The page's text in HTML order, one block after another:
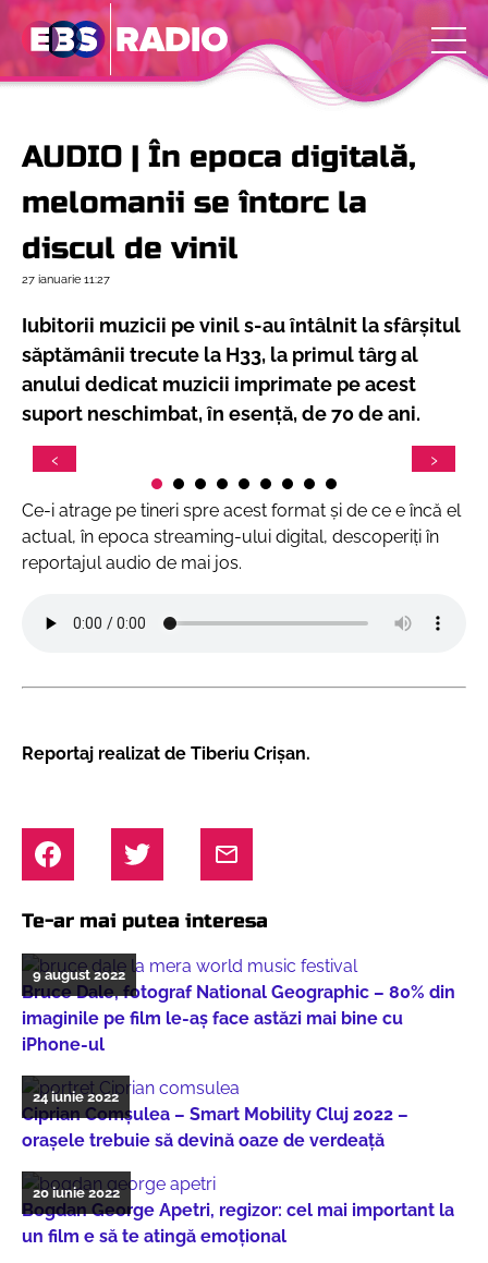
AUDIO | În epoca digitală,
melomanii se întorc la
discul de vinil
27 ianuarie 11:27
Iubitorii muzicii pe vinil s-au întâlnit la sfârșitul
săptămânii trecute la H33, la primul târg al
anului dedicat muzicii imprimate pe acest
suport neschimbat, în esență, de 70 de ani.
Ce-i atrage pe tineri spre acest format și de ce e încă el
actual, în epoca streaming-ului digital, descoperiți în
reportajul audio de mai jos.
Reportaj realizat de Tiberiu Crișan.
Te-ar mai putea interesa
Bruce Dale, fotograf National Geographic – 80% din
imaginile pe film le-aș face astăzi mai bine cu
iPhone-ul
9 august 2022
Ciprian Comșulea – Smart Mobility Cluj 2022 –
orașele trebuie să devină oaze de verdeață
24 iunie 2022
Bogdan George Apetri, regizor: cel mai important la
un film e să te atingă emoțional
20 iunie 2022